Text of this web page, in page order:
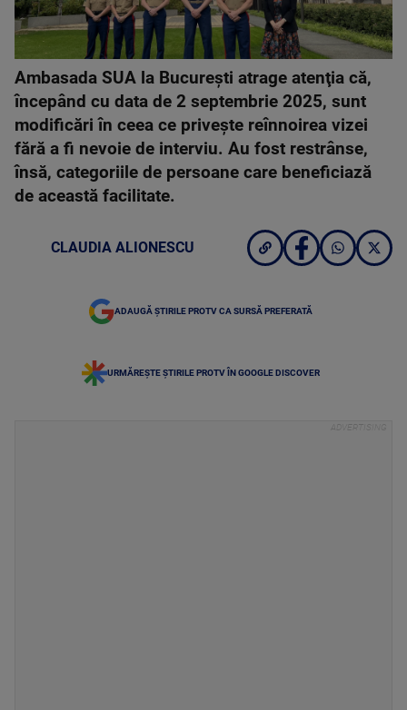
Ambasada SUA la Bucureşti atrage atenţia că,
începând cu data de 2 septembrie 2025, sunt
modificări în ceea ce priveşte reînnoirea vizei
fără a fi nevoie de interviu. Au fost restrânse,
însă, categoriile de persoane care beneficiază
de această facilitate.
CLAUDIA ALIONESCU
ADAUGĂ ȘTIRILE PROTV CA SURSĂ PREFERATĂ
URMĂREȘTE ȘTIRILE PROTV ÎN GOOGLE DISCOVER